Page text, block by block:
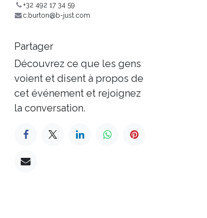
+32 492 17 34 59
c.burton@b-just.com
Partager
Découvrez ce que les gens
voient et disent à propos de
cet événement et rejoignez
la conversation.